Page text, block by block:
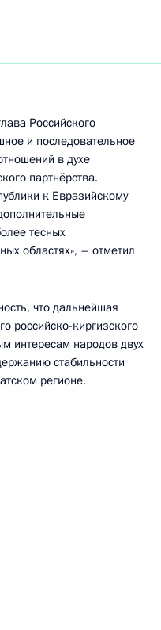
Российского
и последовательное
в духе
партнёрства.
к Евразийскому
тесных
областях», – отметил
что дальнейшая
российско-киргизского
интересам народов двух
стабильности
регионе.